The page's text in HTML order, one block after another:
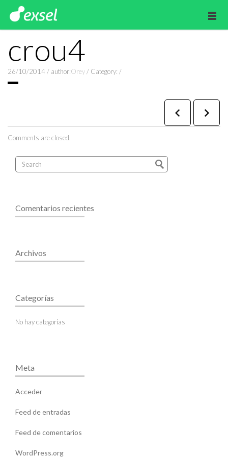
crou4
26/10/2014/ author:Orey/ Category: /
Comments are closed.
Comentarios recientes
Archivos
Categorías
No hay categorías
Meta
Acceder
Feed de entradas
Feed de comentarios
WordPress.org